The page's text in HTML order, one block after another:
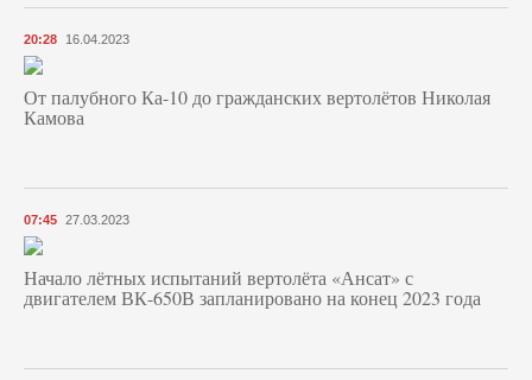
20:28 16.04.2023
От палубного Ка-10 до гражданских вертолётов Николая
Камова
07:45 27.03.2023
Начало лётных испытаний вертолёта «Ансат» с
двигателем ВК-650В запланировано на конец 2023 года